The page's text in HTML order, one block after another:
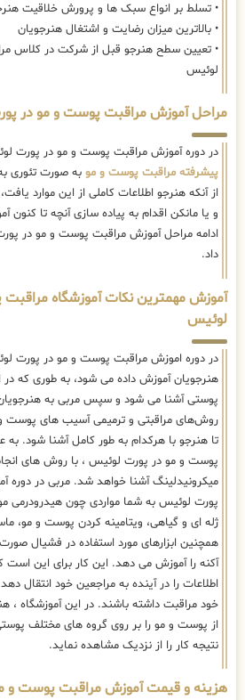
• تسلط بر انواع سبک ها و پرورش خلاقیت
• بالاترین میزان رضایت و اشتغال هنرجویان
• تعیین سطح هنرجو قبل از شرکت در کلاس
لوئیس
مراحل آموزش مراقبت پوست و مو در
در دوره آموزش مراقبت پوست و مو در پورت
پیشرفته مراقبت پوست و مو به صورت تئوری
از آنکه هنرجو اطلاعات کاملی از این موارد
و یا مانکن اقدام به پیاده سازی آنچه تا
ادامه مراحل آموزش مراقبت پوست و مو در
داد.
آموزش مهمترین نکات آموزشگاه
لوئیس
در دوره اموزش مراقبت پوست و مو در پورت
هنرجویان آموزش داده می شود، به طوری که در
پوستی آشنا می شود و سپس مربی به
روش‌های مراقبتی و ترمیمی آسیب های پوست و
تا هنرجو با هرکدام به طور کامل آشنا شود. به
پوست و مو در پورت لوئیس ، با روش های
میکرونیدلینگ آشنا خواهد شد. مربی در دوره
پورت لوئیس به شما مواردی چون هیدرودرمی
ژله ای و گیاهی، ویتامینه کردن پوست و مو،
همچنین ابزارهای مورد استفاده در فشیال
آکنه را آموزش می دهد. این کار برای این است
اطلاعات را در آینده به مراجعین خود انتقال
خود مراقبت داشته باشند. در این آموزشگاه ،
از پوست و مو را بر روی گروه های مختلف
نتیجه کار را از نزدیک مشاهده نماید.
هزینه و قیمت آموزش مراقبت پوست و